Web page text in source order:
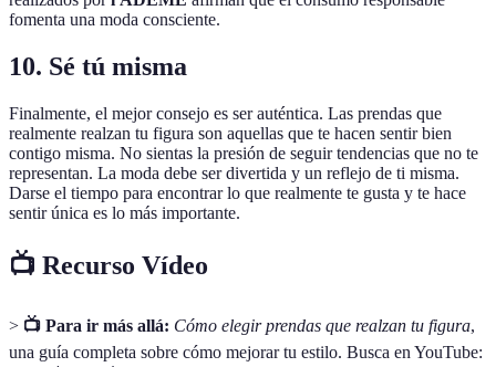
fomenta una moda consciente.
10. Sé tú misma
Finalmente, el mejor consejo es ser auténtica. Las prendas que
realmente realzan tu figura son aquellas que te hacen sentir bien
contigo misma. No sientas la presión de seguir tendencias que no te
representan. La moda debe ser divertida y un reflejo de ti misma.
Darse el tiempo para encontrar lo que realmente te gusta y te hace
sentir única es lo más importante.
📺 Recurso Vídeo
> 📺 Para ir más allá: Cómo elegir prendas que realzan tu figura,
una guía completa sobre cómo mejorar tu estilo. Busca en YouTube: